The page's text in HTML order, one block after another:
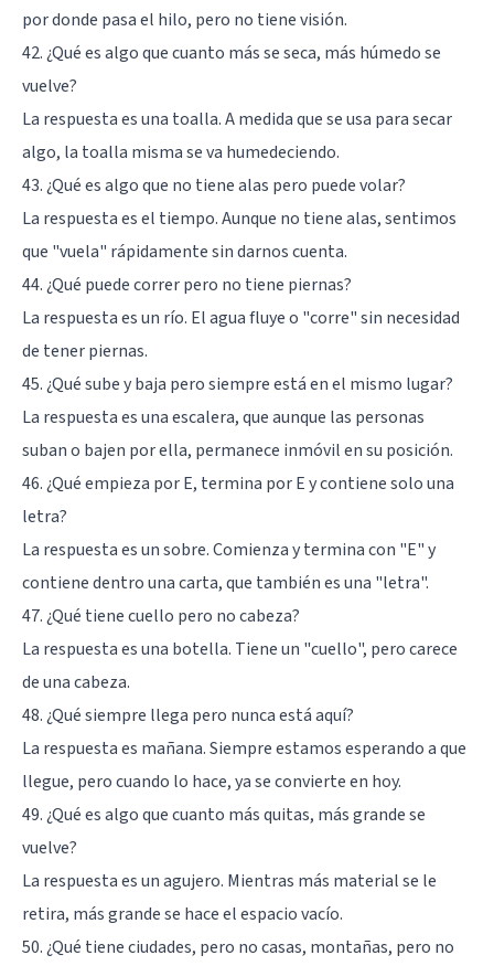
por donde pasa el hilo, pero no tiene visión.
42. ¿Qué es algo que cuanto más se seca, más húmedo se
vuelve?
La respuesta es una toalla. A medida que se usa para secar
algo, la toalla misma se va humedeciendo.
43. ¿Qué es algo que no tiene alas pero puede volar?
La respuesta es el tiempo. Aunque no tiene alas, sentimos
que "vuela" rápidamente sin darnos cuenta.
44. ¿Qué puede correr pero no tiene piernas?
La respuesta es un río. El agua fluye o "corre" sin necesidad
de tener piernas.
45. ¿Qué sube y baja pero siempre está en el mismo lugar?
La respuesta es una escalera, que aunque las personas
suban o bajen por ella, permanece inmóvil en su posición.
46. ¿Qué empieza por E, termina por E y contiene solo una
letra?
La respuesta es un sobre. Comienza y termina con "E" y
contiene dentro una carta, que también es una "letra".
47. ¿Qué tiene cuello pero no cabeza?
La respuesta es una botella. Tiene un "cuello", pero carece
de una cabeza.
48. ¿Qué siempre llega pero nunca está aquí?
La respuesta es mañana. Siempre estamos esperando a que
llegue, pero cuando lo hace, ya se convierte en hoy.
49. ¿Qué es algo que cuanto más quitas, más grande se
vuelve?
La respuesta es un agujero. Mientras más material se le
retira, más grande se hace el espacio vacío.
50. ¿Qué tiene ciudades, pero no casas, montañas, pero no